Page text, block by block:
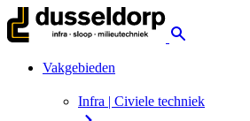
Vakgebieden
Infra | Civiele techniek